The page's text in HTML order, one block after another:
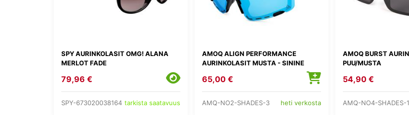
SPY AURINKOLASIT OMG! ALANA
MERLOT FADE
79,96 €
SPY-673020038164 tarkista saatavuus
AMOQ ALIGN PERFORMANCE
AURINKOLASIT MUSTA - SININE
65,00 €
AMQ-NO2-SHADES-3 heti verkosta
AMOQ BURST
PUU/MUSTA
54,90 €
AMQ-NO4-SHADES-1